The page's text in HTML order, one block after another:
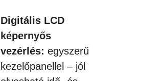
Digitális LCD
képernyős
vezérlés: egyszerű
kezelőpanellel – jól